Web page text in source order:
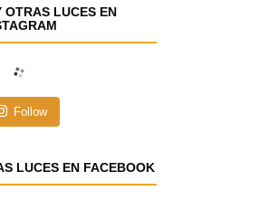
OTRAS LUCES EN
Follow
LUCES EN FACEBOOK